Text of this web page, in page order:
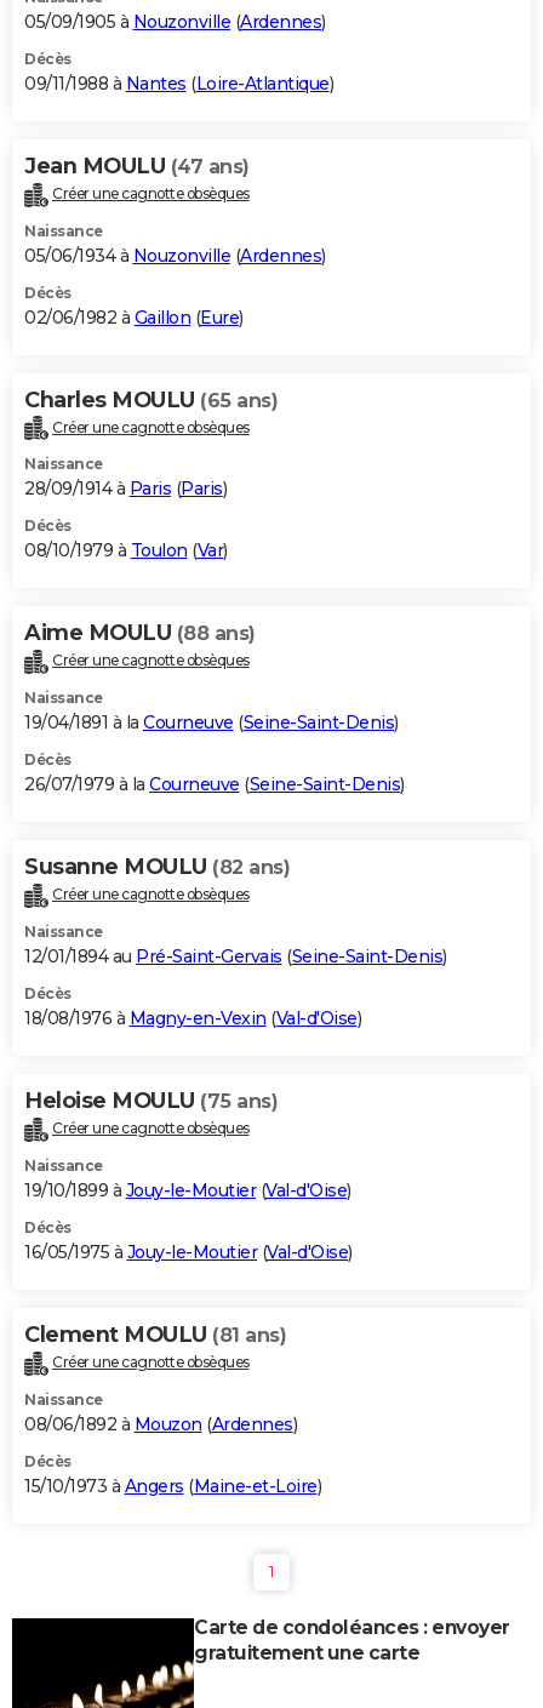
05/09/1905 à Nouzonville (Ardennes)
Décès
09/11/1988 à Nantes (Loire-Atlantique)
Jean MOULU (47 ans)
Créer une cagnotte obsèques
Naissance
05/06/1934 à Nouzonville (Ardennes)
Décès
02/06/1982 à Gaillon (Eure)
Charles MOULU (65 ans)
Créer une cagnotte obsèques
Naissance
28/09/1914 à Paris (Paris)
Décès
08/10/1979 à Toulon (Var)
Aime MOULU (88 ans)
Créer une cagnotte obsèques
Naissance
19/04/1891 à la Courneuve (Seine-Saint-Denis)
Décès
26/07/1979 à la Courneuve (Seine-Saint-Denis)
Susanne MOULU (82 ans)
Créer une cagnotte obsèques
Naissance
12/01/1894 au Pré-Saint-Gervais (Seine-Saint-Denis)
Décès
18/08/1976 à Magny-en-Vexin (Val-d'Oise)
Heloise MOULU (75 ans)
Créer une cagnotte obsèques
Naissance
19/10/1899 à Jouy-le-Moutier(Val-d'Oise)
Décès
16/05/1975 à Jouy-le-Moutier(Val-d'Oise)
Clement MOULU (81 ans)
Créer une cagnotte obsèques
Naissance
08/06/1892 à Mouzon (Ardennes)
Décès
15/10/1973 à Angers (Maine-et-Loire)
1
Carte de condoléances : envoyer
gratuitement une carte